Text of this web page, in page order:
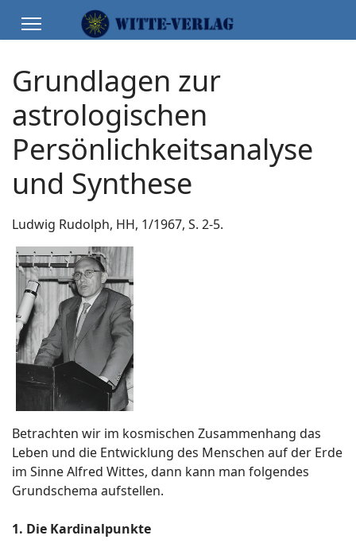
Grundlagen zur
astrologischen
Persönlichkeitsanalyse
und Synthese
Ludwig Rudolph, HH, 1/1967, S. 2-5.
Betrachten wir im kosmischen Zusammenhang das
Leben und die Entwicklung des Menschen auf der Erde
im Sinne Alfred Wittes, dann kann man folgendes
Grundschema aufstellen.
1. Die Kardinalpunkte